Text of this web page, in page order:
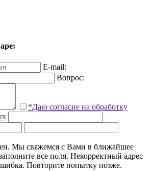
E-mail:
Вопрос:
*Даю согласие на обработку
Мы свяжемся с Вами в ближайшее
все поля. Некорректный адрес
Повторите попытку позже.